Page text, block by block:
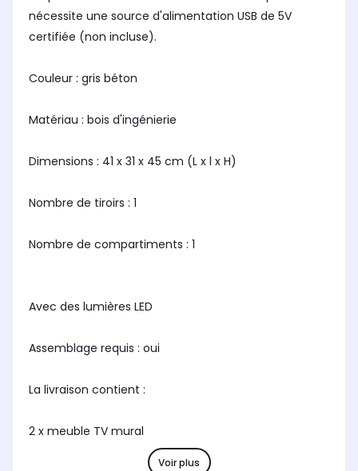
nécessite une source d'alimentation USB de 5V
certifiée (non incluse).
Couleur : gris béton
Matériau : bois d'ingénierie
Dimensions : 41 x 31 x 45 cm (L x l x H)
Nombre de tiroirs : 1
Nombre de compartiments : 1
Avec des lumières LED
Assemblage requis : oui
La livraison contient :
2 x meuble TV mural
Voir plus